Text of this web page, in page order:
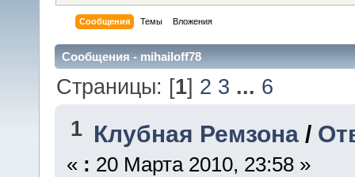
Сообщения Темы Вложения
Сообщения - mihailoff78
Страницы: [1] 2 3 ... 6
1 Клубная Ремзона /
« : 20 Марта 2010, 23:58 »